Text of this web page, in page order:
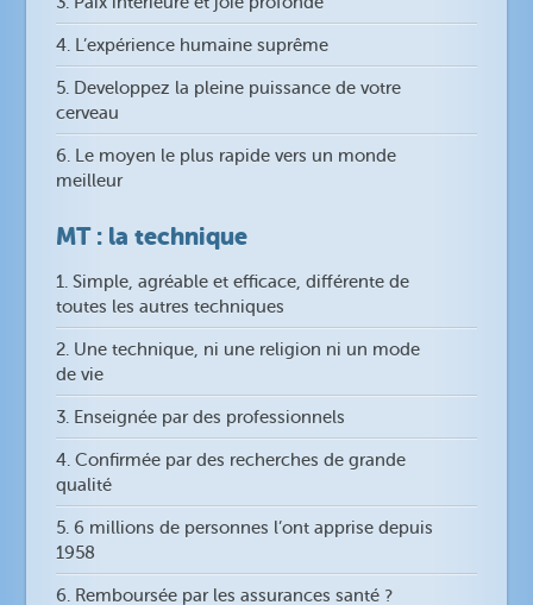
4. L’expérience humaine suprême
5. Developpez la pleine puissance de votre
cerveau
6. Le moyen le plus rapide vers un monde
meilleur
MT : la technique
1. Simple, agréable et efficace, différente de
toutes les autres techniques
2. Une technique, ni une religion ni un mode
de vie
3. Enseignée par des professionnels
4. Confirmée par des recherches de grande
qualité
5. 6 millions de personnes l’ont apprise depuis
1958
6. Remboursée par les assurances santé ?